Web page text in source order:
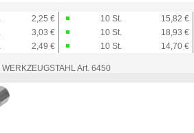
2,25 € 10 St.
15,82 €
3,03 € 10 St.
18,93 €
2,49 € 10 St. 14,70 €
WERKZEUGSTAHL Art. 6450